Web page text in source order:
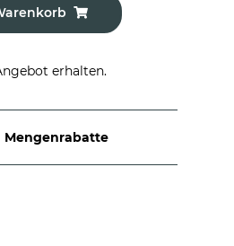
erhalten.
Mengenrabatte